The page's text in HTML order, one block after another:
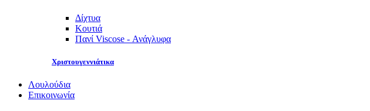
Δίχτυα
Κουτιά
Πανί Viscose - Ανάγλυφα
Χριστουγεννιάτικα
Λουλούδια
Επικοινωνία